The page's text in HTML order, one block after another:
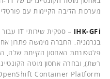
מערכות הליבה הקיימות עם
IHK-GFi
בגרמניה. החברה מימשה פתרון
רשת), ובחרה אחסון מוטה